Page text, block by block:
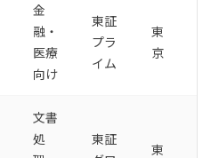
金
融・
医療
向け
東証
プラ
イム
東
京
文書
処
東証
東